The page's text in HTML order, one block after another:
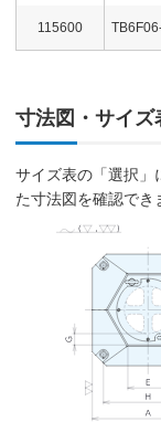
115600
寸法図・サイズ
サイズ表の「選択」
た寸法図を確認でき